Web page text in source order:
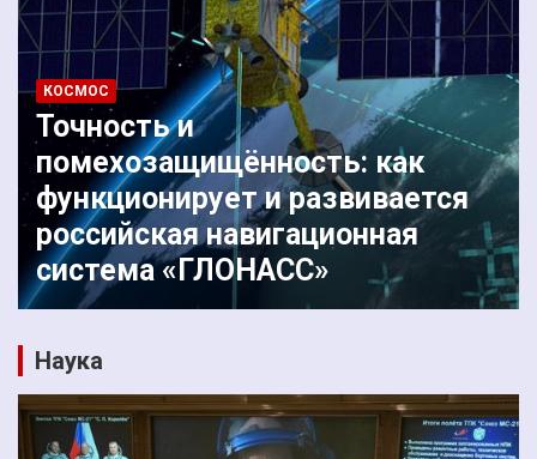
КОСМОС
Точность и
помехозащищённость: как
функционирует и развивается
российская навигационная
система «ГЛОНАСС»
Наука